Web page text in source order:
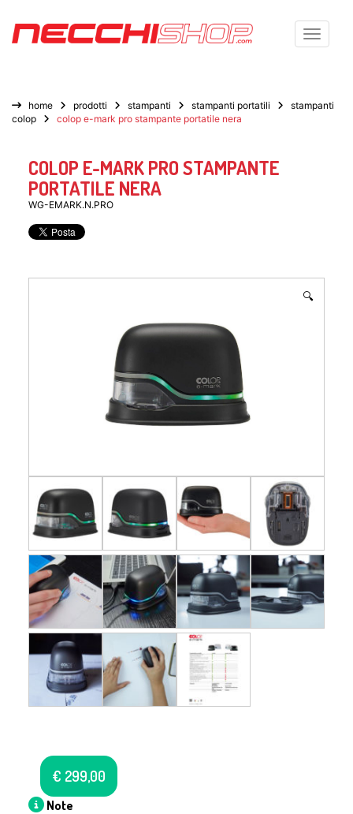
Toggle
home prodotti stampanti stampanti portatili
stampanti
colop
colop e-mark pro stampante portatile nera
COLOP E-MARK PRO STAMPANTE
PORTATILE NERA
WG-EMARK.N.PRO
🔍
€ 299,00
Note